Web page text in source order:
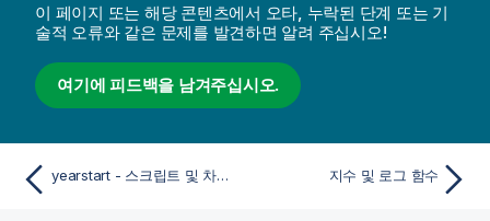
이 페이지 또는 해당 콘텐츠에서 오타, 누락된 단계 또는 기
술적 오류와 같은 문제를 발견하면 알려 주십시오!
여기에 피드백을 남겨주십시오.
yearstart - 스크립트 및 차트 함수 지수 및 로그 함수